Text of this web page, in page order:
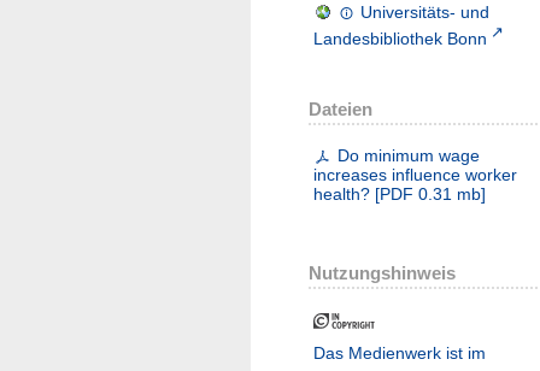
Universitäts- und
Landesbibliothek Bonn
Dateien
Do minimum wage
increases influence worker
health? [PDF 0.31 mb]
Nutzungshinweis
Das Medienwerk ist im